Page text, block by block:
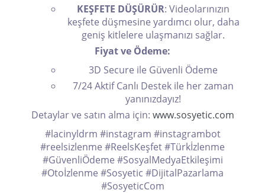
KEŞFETE DÜŞÜRÜR: Videolarınızın
keşfete düşmesine yardımcı olur, daha
geniş kitlelere ulaşmanızı sağlar.
Fiyat ve Ödeme:
3D Secure ile Güvenli Ödeme
7/24 Aktif Canlı Destek ile her zaman
yanınızdayız!
Detaylar ve satın alma için: www.sosyetic.com
#lacinyldrm #instagram #instagrambot
#reelsizlenme #ReelsKeşfet #Türkİzlenme
#GüvenliÖdeme #SosyalMedyaEtkileşimi
#Otoİzlenme #Sosyetic #DijitalPazarlama
#SosyeticCom